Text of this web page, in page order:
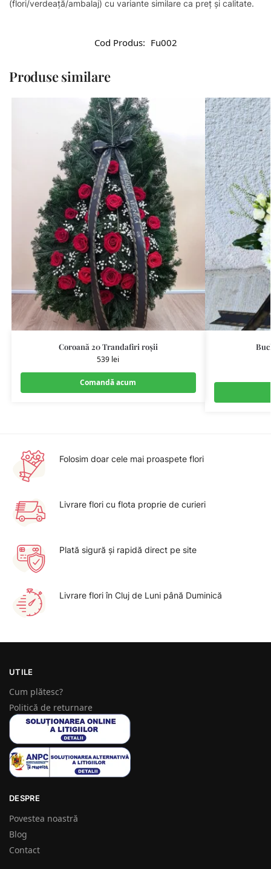
(flori/verdeață/ambalaj) cu variante similare ca preț și calitate.
Cod Produs: Fu002
Produse similare
Coroană 20 Trandafiri roșii
539 lei
Comandă acum
Folosim doar cele mai proaspete flori
Livrare flori cu flota proprie de curieri
Plată sigură şi rapidă direct pe site
Livrare flori în Cluj de Luni până Duminică
UTILE
Cum plătesc?
Politică de returnare
DESPRE
Povestea noastră
Blog
Contact